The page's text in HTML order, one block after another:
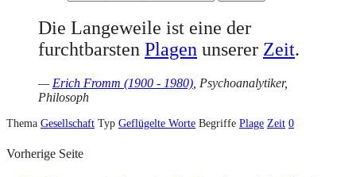
Die Langeweile ist eine der
furchtbarsten Plagen unserer Zeit.
— Erich Fromm (1900 - 1980) , Psychoanalytiker,
Philosoph
Thema Gesellschaft Typ Geflügelte Worte Begriffe Plage Zeit 0
Vorherige Seite